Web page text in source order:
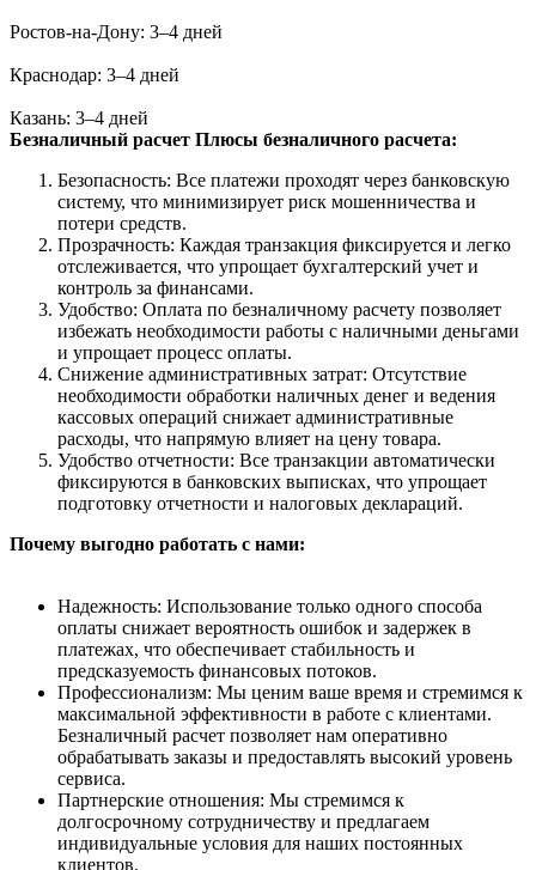
Ростов-на-Дону: 3–4 дней
Краснодар: 3–4 дней
Казань: 3–4 дней
Безналичный расчет Плюсы безналичного расчета:
Безопасность: Все платежи проходят через банковскую
систему, что минимизирует риск мошенничества и
потери средств.
Прозрачность: Каждая транзакция фиксируется и легко
отслеживается, что упрощает бухгалтерский учет и
контроль за финансами.
Удобство: Оплата по безналичному расчету позволяет
избежать необходимости работы с наличными деньгами
и упрощает процесс оплаты.
Снижение административных затрат: Отсутствие
необходимости обработки наличных денег и ведения
кассовых операций снижает административные
расходы, что напрямую влияет на цену товара.
Удобство отчетности: Все транзакции автоматически
фиксируются в банковских выписках, что упрощает
подготовку отчетности и налоговых деклараций.
Почему выгодно работать с нами:
Надежность: Использование только одного способа
оплаты снижает вероятность ошибок и задержек в
платежах, что обеспечивает стабильность и
предсказуемость финансовых потоков.
Профессионализм: Мы ценим ваше время и стремимся к
максимальной эффективности в работе с клиентами.
Безналичный расчет позволяет нам оперативно
обрабатывать заказы и предоставлять высокий уровень
сервиса.
Партнерские отношения: Мы стремимся к
долгосрочному сотрудничеству и предлагаем
индивидуальные условия для наших постоянных
клиентов.